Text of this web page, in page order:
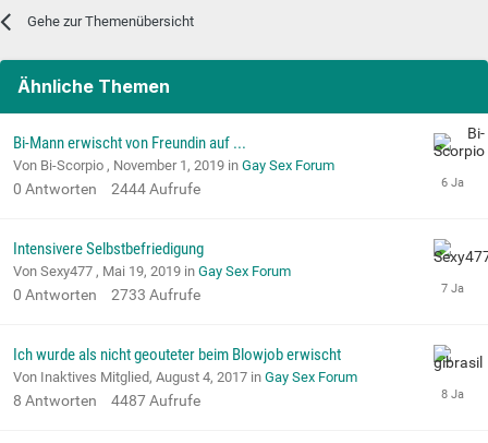
Gehe zur Themenübersicht
Ähnliche Themen
Bi-Mann erwischt von Freundin auf ...
Von Bi-Scorpio , November 1, 2019 in Gay Sex Forum
0 Antworten 2444Aufrufe
Intensivere Selbstbefriedigung
Von Sexy477 , Mai 19, 2019 in Gay Sex Forum
0 Antworten 2733 Aufrufe
Ich wurde als nicht geouteter beim Blowjob erwischt
Von Inaktives Mitglied, August 4, 2017 in Gay Sex Forum
8 Antworten 4487Aufrufe